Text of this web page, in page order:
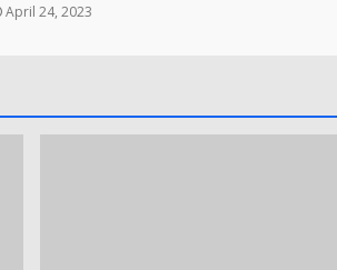
April 24, 2023